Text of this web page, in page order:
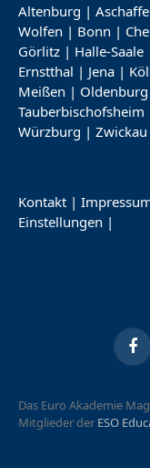
Altenburg |
Wolfen | Bonn |
Görlitz | Halle-Saale
Ernstthal | Jena |
Meißen | Oldenburg
Tauberbischofsheim
Würzburg | Zwickau
Kontakt |
Einstellungen |
Das Euro Akademie
Mitglieder der ESO